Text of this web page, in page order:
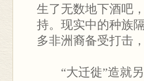
生了无数地下酒吧
持。现实中的种族
多非洲裔备受打击
“大迁徙”造就